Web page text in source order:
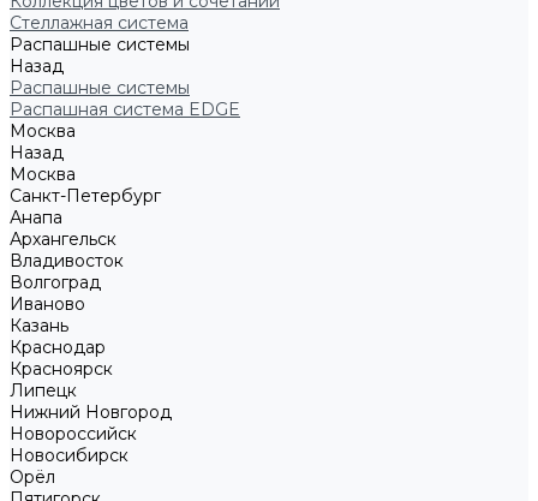
Стеллажная система
Распашные системы
Назад
Распашные системы
Распашная система EDGE
Москва
Назад
Москва
Санкт-Петербург
Анапа
Архангельск
Владивосток
Волгоград
Иваново
Казань
Краснодар
Красноярск
Липецк
Нижний Новгород
Новороссийск
Новосибирск
Орёл